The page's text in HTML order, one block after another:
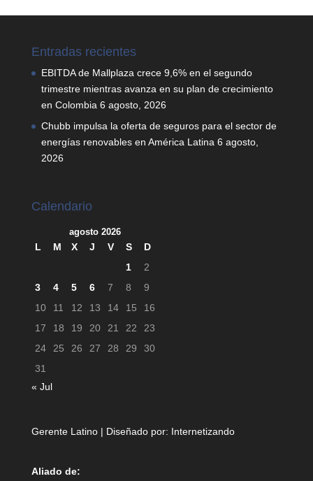
Entradas recientes
EBITDA de Mallplaza crece 9,6% en el segundo
trimestre mientras avanza en su plan de crecimiento
en Colombia 6 agosto, 2026
Chubb impulsa la oferta de seguros para el sector de
energías renovables en América Latina 6 agosto,
2026
Calendario
agosto 2026
L M X J V S
D
1
2
3
4 5 6 7 8
9
10
11 12 13 14 15
16
17
18 19 20 21 22
23
24
25 26 27 28 29
30
31
« Jul
Gerente Latino | Diseñado por: Internetizando
Aliado de: